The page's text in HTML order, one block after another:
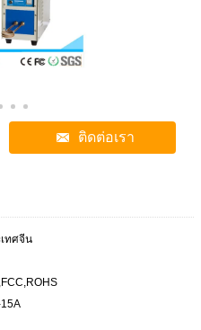
ติดต่อเรา
ทศจีน